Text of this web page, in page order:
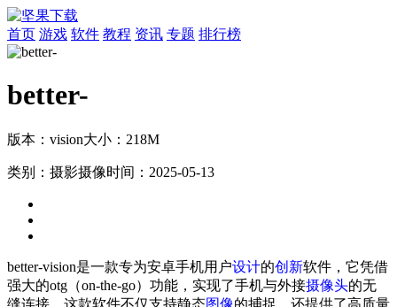
首页 游戏 软件 教程 资讯 专题 排行榜
better-
版本：vision大小：218M
类别：摄影摄像时间：2025-05-13
better-vision是一款专为安卓手机用户设计的创新软件，它凭借
强大的otg（on-the-go）功能，实现了手机与外接摄像头的无
缝连接。这款软件不仅支持静态图像的捕捉，还提供了高质量